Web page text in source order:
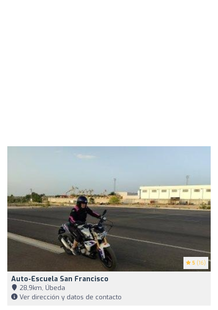
5 (16)
Auto-Escuela San Francisco
28,9km, Úbeda
Ver dirección y datos de contacto